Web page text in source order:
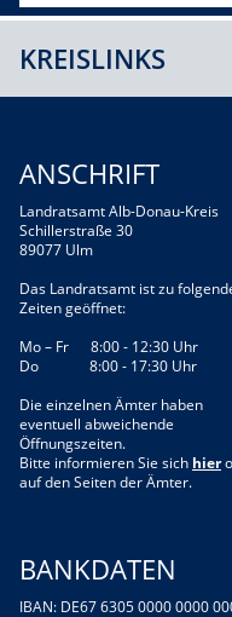
KREISLINKS
ANSCHRIFT
Landratsamt Alb-Donau-Kreis
Schillerstraße 30
89077 Ulm
Das Landratsamt ist zu
Zeiten geöffnet:
Mo – Fr 8:00 - 12:30 Uhr
Do 8:00 - 17:30 Uhr
Die einzelnen Ämter haben
eventuell abweichende
Öffnungszeiten.
Bitte informieren Sie sich hier
auf den Seiten der Ämter.
BANKDATEN
IBAN: DE67 6305 0000 0000